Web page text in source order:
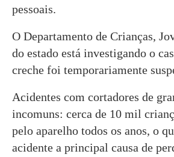
pessoais.
O Departamento de Crianças,
do estado está investigando o
creche foi temporariamente
Acidentes com cortadores de
incomuns: cerca de 10 mil
pelo aparelho todos os anos, o
acidente a principal causa de